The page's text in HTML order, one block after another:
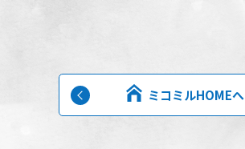
ミコミルHOMEへ